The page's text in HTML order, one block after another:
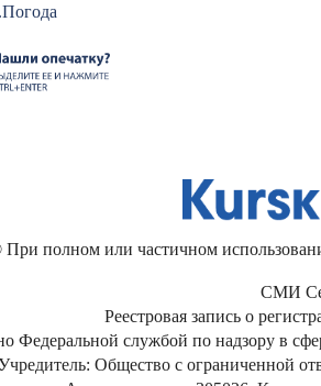
полном или частичном
СМИ
Реестровая запись о
Федеральной службой по надзору в
Общество с ограниченной